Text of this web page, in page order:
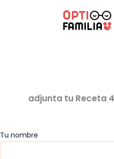
adjunta tu Receta
Tu nombre